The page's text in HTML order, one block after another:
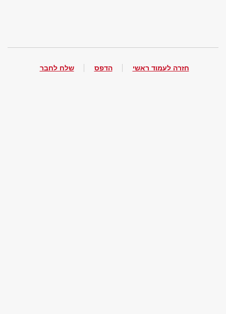
חזרה לעמוד ראשי הדפס שלח לחבר